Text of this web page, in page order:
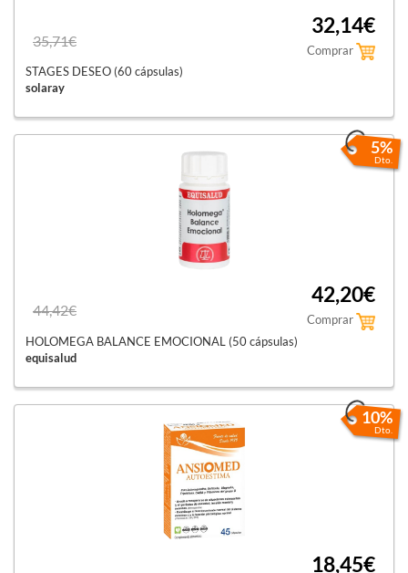
35,71€
32,14€
Comprar
STAGES DESEO (60 cápsulas)
solaray
5%
Dto.
44,42€
42,20€
Comprar
HOLOMEGA BALANCE EMOCIONAL (50 cápsulas)
equisalud
10%
Dto.
18,45€